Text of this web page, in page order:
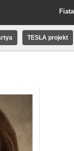
TESLA projekt